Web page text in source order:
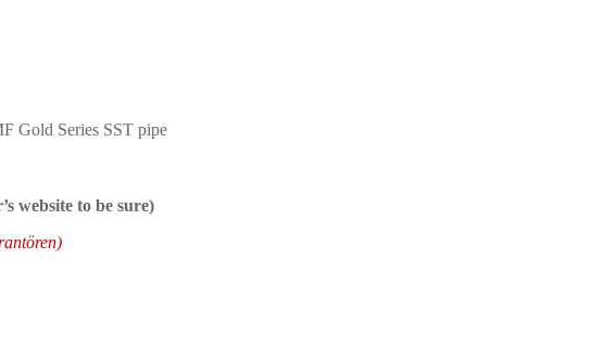
Gold Series SST pipe
website to be sure)